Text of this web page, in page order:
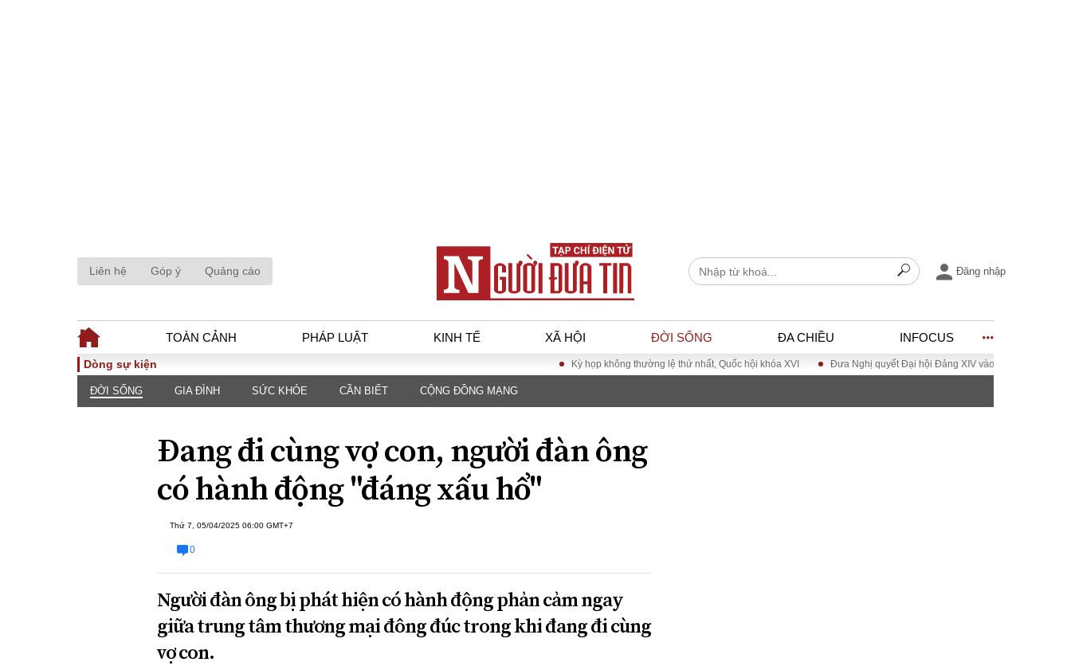
Liên hệ Góp ý Quảng cáo Đăng nhập
TOÀN CẢNH PHÁP LUẬT KINH TẾ XÃ HỘI ĐỜI SỐNG ĐA CHIỀU INFOCUS
TOÀN CẢNH
Chính sách
Đối thoại
PHÁP LUẬT
Góc nhìn luật gia
Hồ sơ điều tra
Tiếng nói công dân
KINH TẾ
Tài chính - Ngân
hàng
Kinh tế vĩ mô
luận
Công nghệ
Dòng sự kiện Kỳ họp không thường lệ thứ nhất, Quốc hội khóa XVI Đưa Nghị quyết Đại hội Đảng XIV vào cuộc sống
ĐỜI SỐNG GIA ĐÌNH SỨC KHỎE CẦN BIẾT CỘNG ĐỒNG MẠNG
Đang đi cùng vợ con, người đàn ông
có hành động "đáng xấu hổ"
Thứ 7, 05/04/2025 06:00 GMT+7
0
Người đàn ông bị phát hiện có hành động phản cảm ngay
giữa trung tâm thương mại đông đúc trong khi đang đi cùng
vợ con.